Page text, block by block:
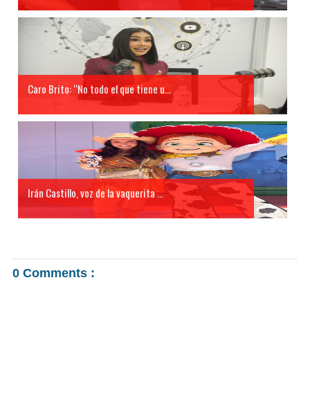
Caro Brito: “No todo el que tiene u...
Irán Castillo, voz de la vaquerita ...
0 Comments :